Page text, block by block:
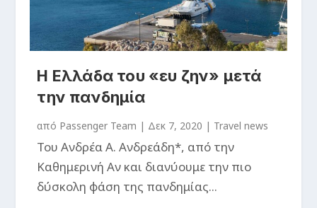
Η Ελλάδα του «ευ ζην» μετά
την πανδημία
από Passenger Team | Δεκ 7, 2020 | Travel news
Του Ανδρέα Α. Ανδρεάδη*, από την
Καθημερινή Αν και διανύουμε την πιο
δύσκολη φάση της πανδημίας...